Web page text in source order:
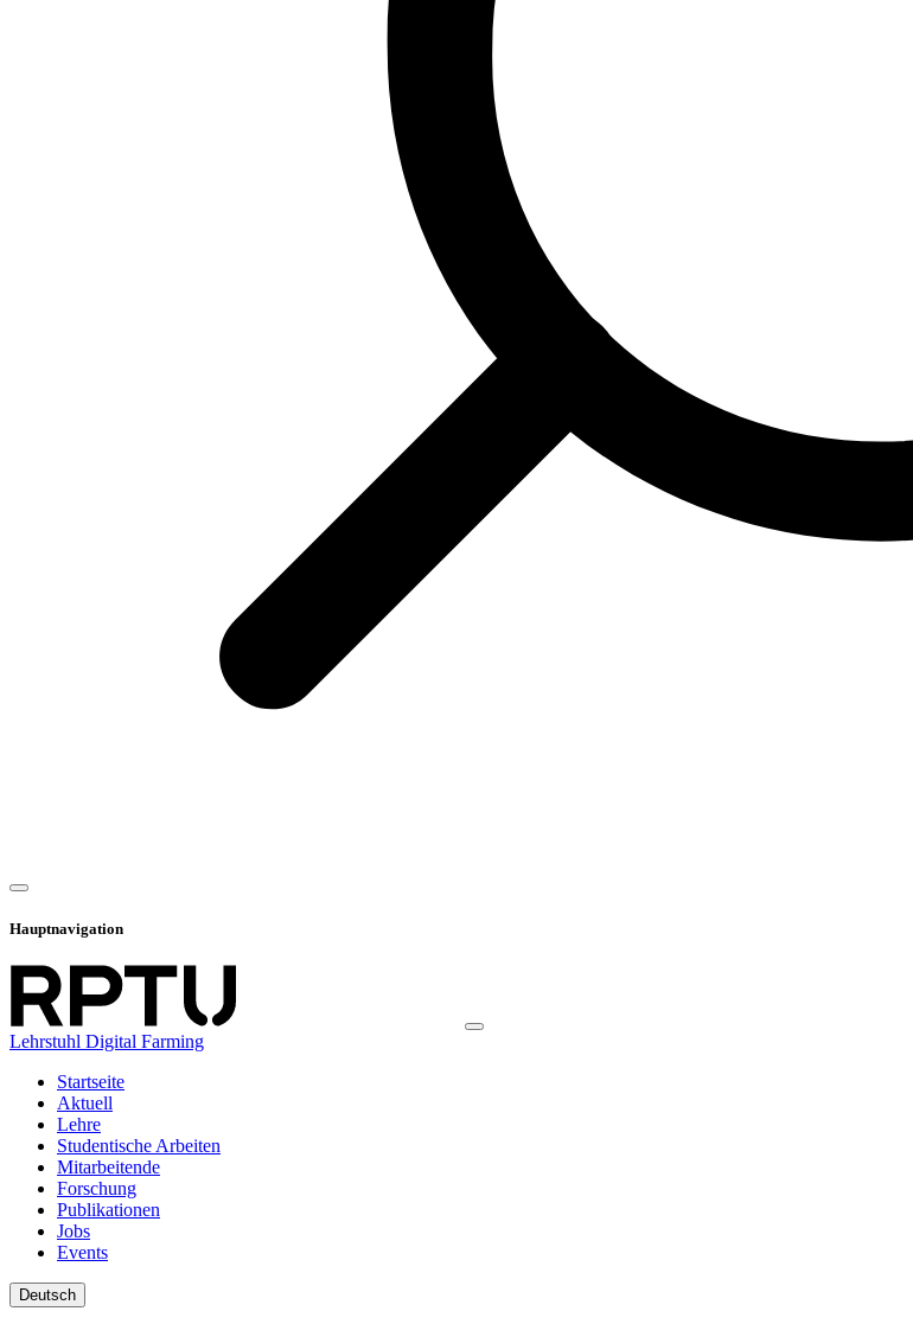
Hauptnavigation
Lehrstuhl Digital Farming
Startseite
Aktuell
Lehre
Studentische Arbeiten
Mitarbeitende
Forschung
Publikationen
Jobs
Events
Deutsch